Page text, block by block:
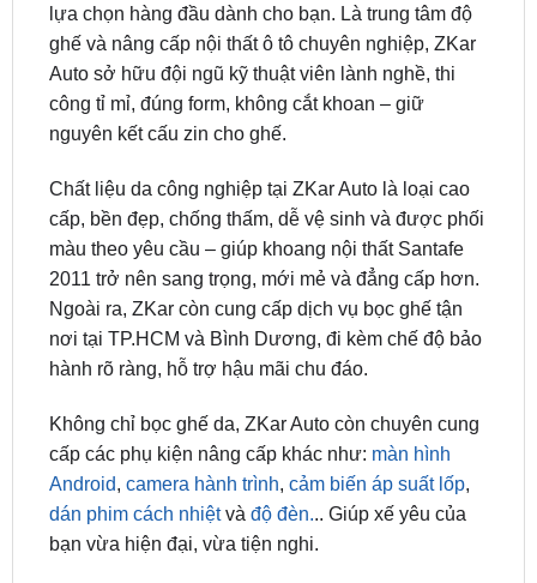
Auto sở hữu đội ngũ kỹ thuật viên lành nghề, thi
công tỉ mỉ, đúng form, không cắt khoan – giữ
nguyên kết cấu zin cho ghế.
Chất liệu da công nghiệp tại ZKar Auto là loại cao
màu theo yêu cầu – giúp khoang nội thất Santafe
2011 trở nên sang trọng, mới mẻ và đẳng cấp hơn.
Ngoài ra, ZKar còn cung cấp dịch vụ bọc ghế tận
nơi tại TP.HCM và Bình Dương, đi kèm chế độ bảo
hành rõ ràng, hỗ trợ hậu mãi chu đáo.
Không chỉ bọc ghế da, ZKar Auto còn chuyên cung
Android,camera hành trình, cảm biến áp suất lốp,
dán phim cách nhiệtvà độ đèn... Giúp xế yêu của
bạn vừa hiện đại, vừa tiện nghi.
👉 Liên hệ ngay Zalo/Hotline 0949.60.3979 để